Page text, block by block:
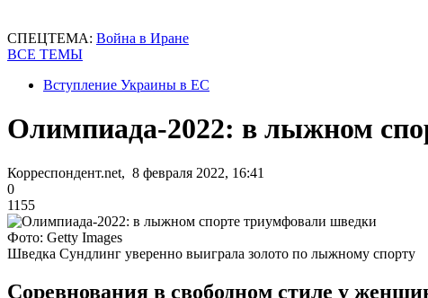
СПЕЦТЕМА: Война в Иране
ВСЕ ТЕМЫ
Вступление Украины в ЕС
Олимпиада-2022: в лыжном
Корреспондент.net, 8 февраля 2022, 16:41
0
1155
Фото: Getty Images
Шведка Сундлинг уверенно выиграла золото по лыжному спорту
Соревнования в свободном стиле у